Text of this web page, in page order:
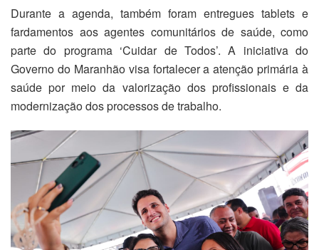
Durante a agenda, também foram entregues tablets e
fardamentos aos agentes comunitários de saúde, como
parte do programa ‘Cuidar de Todos’. A iniciativa do
Governo do Maranhão visa fortalecer a atenção primária à
saúde por meio da valorização dos profissionais e da
modernização dos processos de trabalho.